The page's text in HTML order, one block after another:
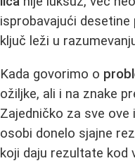
isprobavajući
ključ leži u
Kada govorimo o
ožiljke, ali i na znake
Zajedničko za sve
osobi donelo sjajne
koji daju rezultate kod